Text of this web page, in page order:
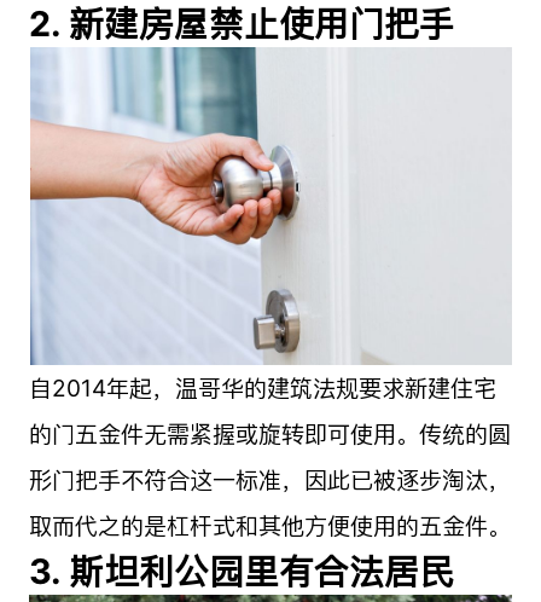
2. 新建房屋禁止使用门把手
自2014年起， 温哥华的建筑法规要求新建住宅
的门五金件无需紧握或旋转即可使用。传统的圆
形门把手不符合这一标准，因此已被逐步淘汰，
取而代之的是杠杆式和其他方便使用的五金件。
3. 斯坦利公园里有合法居民